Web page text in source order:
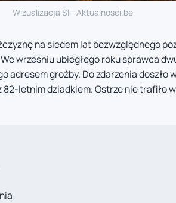
Wizualizacja SI - Aktualnosci.be
na siedem lat bezwzględnego
wrześniu ubiegłego roku sprawca
adresem groźby. Do zdarzenia doszło
letnim dziadkiem. Ostrze nie trafiło